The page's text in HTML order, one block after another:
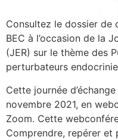
Consultez le dossier de
BEC à l’occasion de la
(JER) sur le thème des
perturbateurs
Cette journée
novembre 2021, en
Zoom. Cette
Comprendre, repérer et